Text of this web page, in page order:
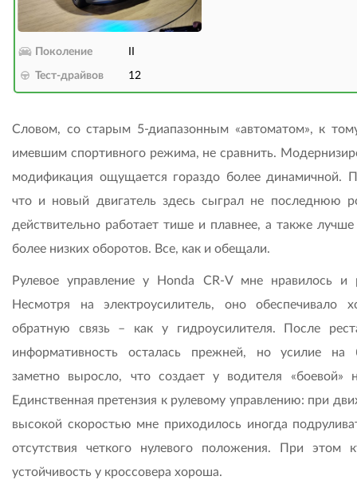
Поколение
Тест-драйвов 12
Словом, со старым 5-диапазонным «автоматом», к
имевшим спортивного режима, не сравнить.
модификация ощущается гораздо более динамичной.
что и новый двигатель здесь сыграл не последнюю
действительно работает тише и плавнее, а также лучше
более низких оборотов. Все, как и обещали.
Рулевое управление у Honda CR-V мне нравилось и
Несмотря на электроусилитель, оно обеспечивало
обратную связь – как у гидроусилителя. После
информативность осталась прежней, но усилие на
заметно выросло, что создает у водителя «боевой»
Единственная претензия к рулевому управлению: при
высокой скоростью мне приходилось иногда
отсутствия четкого нулевого положения. При этом
устойчивость у кроссовера хороша.